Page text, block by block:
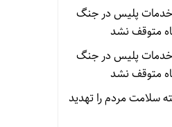
پلیس در جنگ
متوقف نشد
پلیس در جنگ
متوقف نشد
سلامت مردم را تهدید